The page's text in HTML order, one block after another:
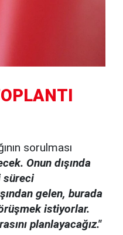
sorulması
Onun dışında
süreci
gelen, burada
istiyorlar.
planlayacağız."